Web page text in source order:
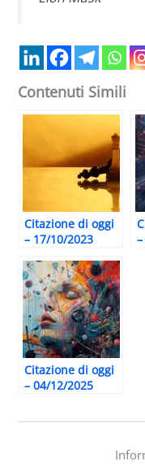
Contenuti Simili
Citazione di oggi
– 17/10/2023
Citazione di oggi
– 04/12/2025